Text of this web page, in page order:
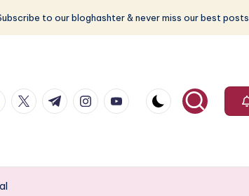
to our bloghashter & never miss our best posts.
twitter.com
t.me instagram.com
youtube.com